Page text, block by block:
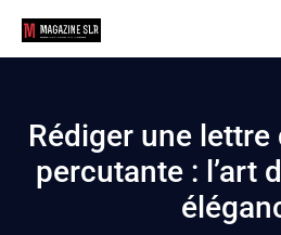
Rédiger une
percutante : l’art